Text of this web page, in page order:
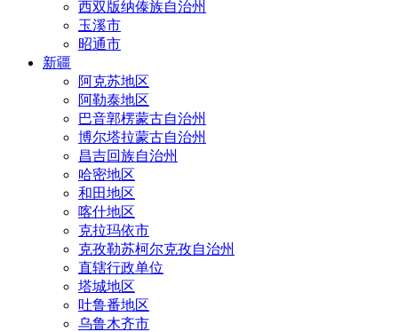
西双版纳傣族自治州
玉溪市
昭通市
新疆
阿克苏地区
阿勒泰地区
巴音郭楞蒙古自治州
博尔塔拉蒙古自治州
昌吉回族自治州
哈密地区
和田地区
喀什地区
克拉玛依市
克孜勒苏柯尔克孜自治州
直辖行政单位
塔城地区
吐鲁番地区
乌鲁木齐市